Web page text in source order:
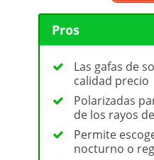
Pros
Las gafas de
calidad precio
Polarizadas
de los rayos
Permite
nocturno o